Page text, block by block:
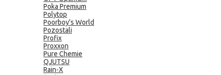
Poka Premium
Polytop
Poorboy's World
Pozostali
Profix
Proxxon
Pure Chemie
QJUTSU
Rain-X